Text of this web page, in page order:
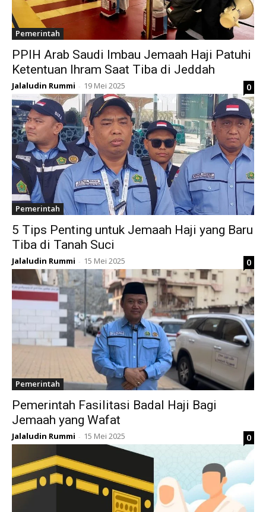
Pemerintah
PPIH Arab Saudi Imbau Jemaah Haji Patuhi
Ketentuan Ihram Saat Tiba di Jeddah
Jalaludin Rummi - 19 Mei 2025 0
Pemerintah
5 Tips Penting untuk Jemaah Haji yang Baru
Tiba di Tanah Suci
Jalaludin Rummi - 15 Mei 2025 0
Pemerintah
Pemerintah Fasilitasi Badal Haji Bagi
Jemaah yang Wafat
Jalaludin Rummi - 15 Mei 2025 0